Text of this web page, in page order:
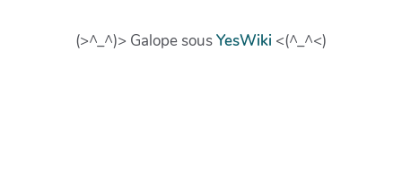
(>^_^)> Galope sousYesWiki <(^_^<)